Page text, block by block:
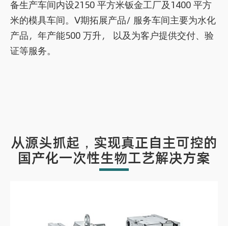
备生产车间内设2150 平方米钣金工厂及1400 平方
米的模具车间。Ⅴ期拓展产品/ 服务车间主要为水化
产品，年产能500 万升， 以及为客户提供交付、验
证等服务。
从源头抓起，实现真正自主可控的
国产化一次性生物工艺解决方案